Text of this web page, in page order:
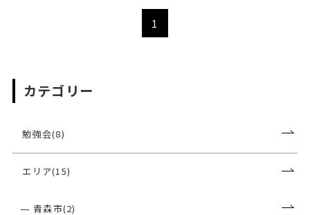
1
カテゴリー
勉強会(8)
エリア(15)
青森市(2)